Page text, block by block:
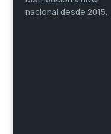
nacional desde 2015.